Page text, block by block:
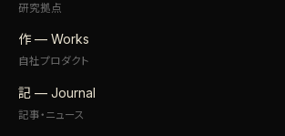
研究拠点
作 — Works
自社プロダクト
記 — Journal
記事・ニュース